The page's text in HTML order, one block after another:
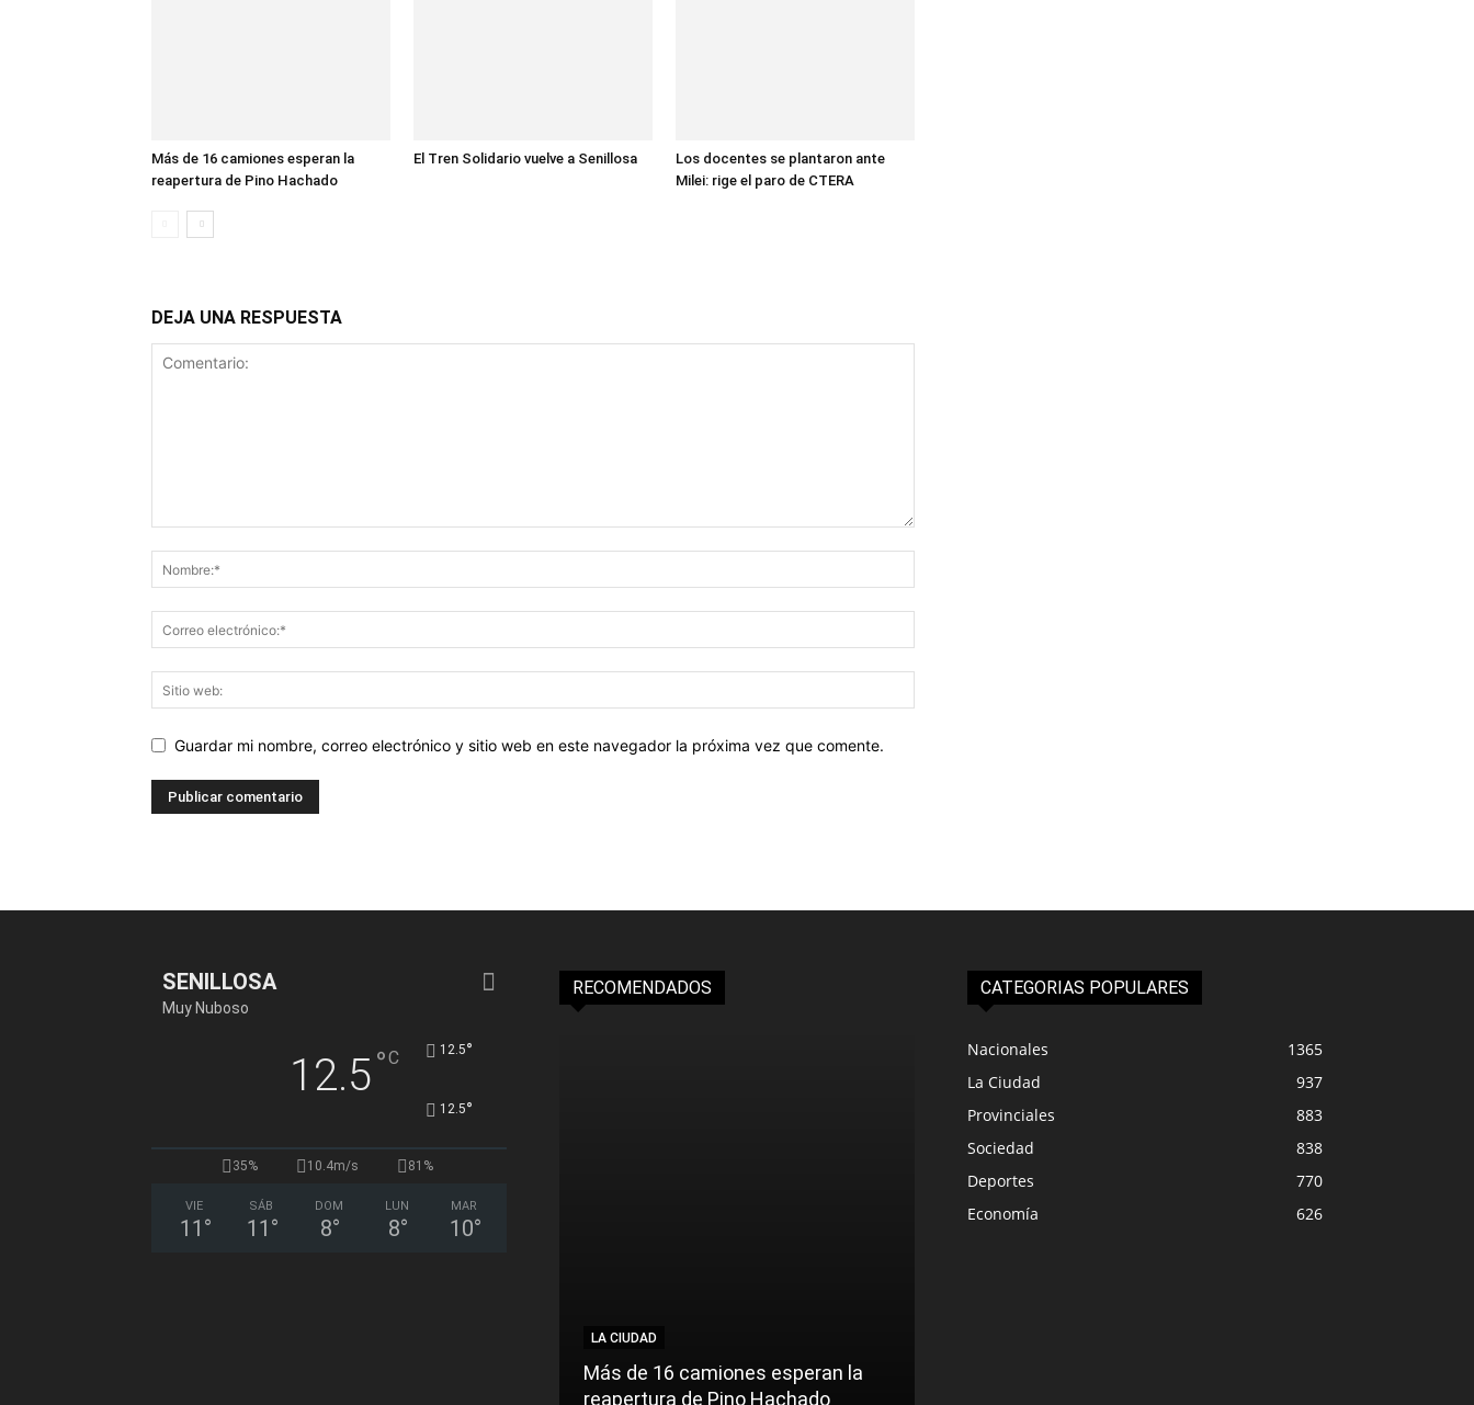
Más de 16 camiones esperan la
reapertura de Pino Hachado
El Tren Solidario vuelve a Senillosa
Los docentes se plantaron ante
Milei: rige el paro de CTERA
DEJA UNA RESPUESTA
Guardar mi nombre, correo electrónico y sitio web en este navegador la próxima vez que comente.
SENILLOSA
Muy Nuboso
12.5°C 12.5°
12.5°
35% 10.4m/s 81%
VIE
11 °
SÁB
11 °
DOM
8°
LUN
8°
MAR
10°
RECOMENDADOS
LA CIUDAD
Más de 16 camiones esperan la
reapertura de Pino Hachado
CATEGORIAS POPULARES
Nacionales
1365
La Ciudad
937
Provinciales
883
Sociedad
838
Deportes
770
Economía
626